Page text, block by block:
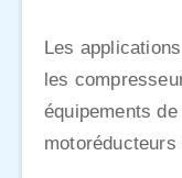
Les
les
équipements